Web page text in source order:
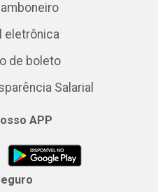
eletrônica
de boleto
Salarial
APP